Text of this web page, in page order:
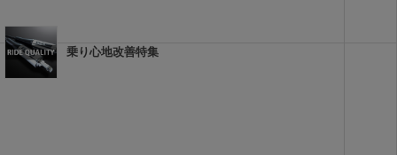
乗り心地改善特集